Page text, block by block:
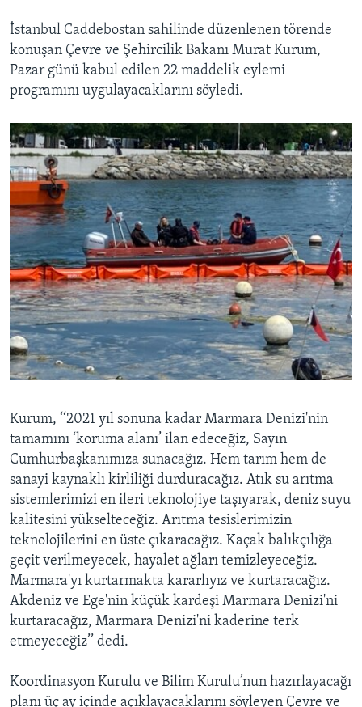
İstanbul Caddebostan sahilinde düzenlenen törende
konuşan Çevre ve Şehircilik Bakanı Murat Kurum,
Pazar günü kabul edilen 22 maddelik eylemi
programını uygulayacaklarını söyledi.
Kurum, ‘‘2021 yıl sonuna kadar Marmara Denizi'nin
tamamını ‘koruma alanı’ ilan edeceğiz, Sayın
Cumhurbaşkanımıza sunacağız. Hem tarım hem de
sanayi kaynaklı kirliliği durduracağız. Atık su arıtma
sistemlerimizi en ileri teknolojiye taşıyarak, deniz suyu
kalitesini yükselteceğiz. Arıtma tesislerimizin
teknolojilerini en üste çıkaracağız. Kaçak balıkçılığa
geçit verilmeyecek, hayalet ağları temizleyeceğiz.
Marmara'yı kurtarmakta kararlıyız ve kurtaracağız.
Akdeniz ve Ege'nin küçük kardeşi Marmara Denizi'ni
kurtaracağız, Marmara Denizi'ni kaderine terk
etmeyeceğiz’’ dedi.
Koordinasyon Kurulu ve Bilim Kurulu’nun hazırlayacağı
planı üç ay içinde açıklayacaklarını söyleyen Çevre ve